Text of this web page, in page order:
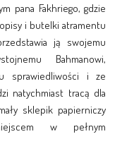
pana Fakhriego, gdzie
i butelki atramentu
ją swojemu
Bahmanowi,
sprawiedliwości i ze
natychmiast tracą dla
sklepik papierniczy
w pełnym